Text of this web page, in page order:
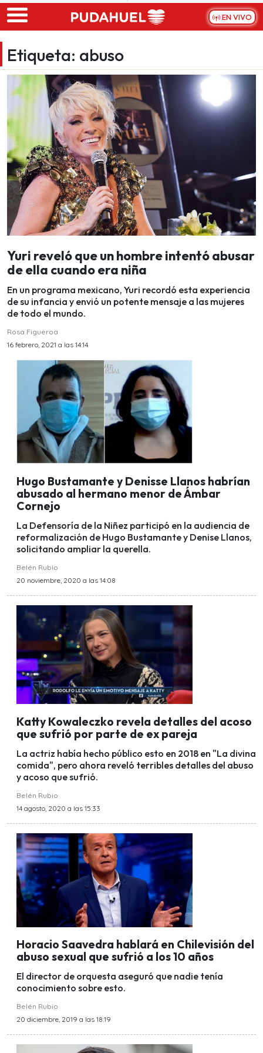
Skip to main content
EN VIVO
Etiqueta: abuso
Yuri reveló que un hombre intentó abusar
de ella cuando era niña
En un programa mexicano, Yuri recordó esta experiencia
de su infancia y envió un potente mensaje a las mujeres
de todo el mundo.
Rosa Figueroa
16 febrero, 2021 a las 14:14
Hugo Bustamante y Denisse Llanos habrían
abusado al hermano menor de Ámbar
Cornejo
La Defensoría de la Niñez participó en la audiencia de
reformalización de Hugo Bustamante y Denise Llanos,
solicitando ampliar la querella.
Belén Rubio
20 noviembre, 2020 a las 14:08
Katty Kowaleczko revela detalles del acoso
que sufrió por parte de ex pareja
La actriz había hecho público esto en 2018 en "La divina
comida", pero ahora reveló terribles detalles del abuso
y acoso que sufrió.
Belén Rubio
14 agosto, 2020 a las 15:33
Horacio Saavedra hablará en Chilevisión del
abuso sexual que sufrió a los 10 años
El director de orquesta aseguró que nadie tenía
conocimiento sobre esto.
Belén Rubio
20 diciembre, 2019 a las 18:19